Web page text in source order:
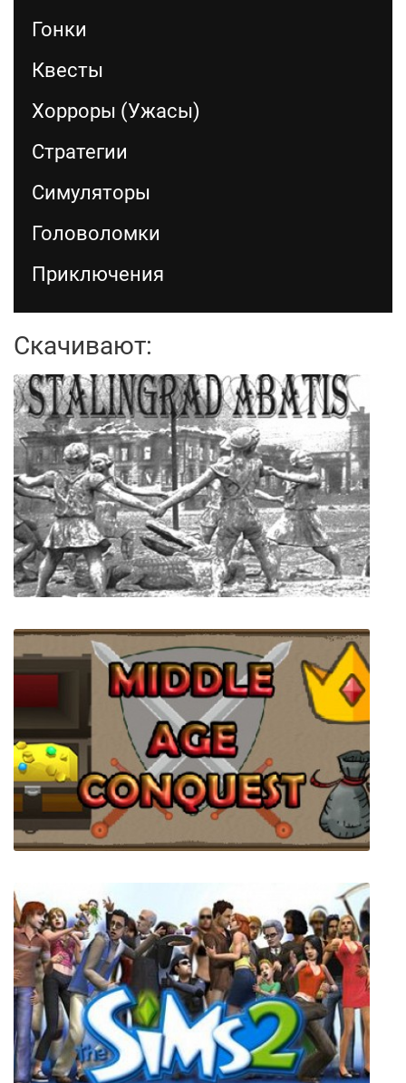
Гонки
Квесты
Хорроры (Ужасы)
Стратегии
Симуляторы
Головоломки
Приключения
Скачивают:
STALINGRAD ABATIS
Middle Age Conquest